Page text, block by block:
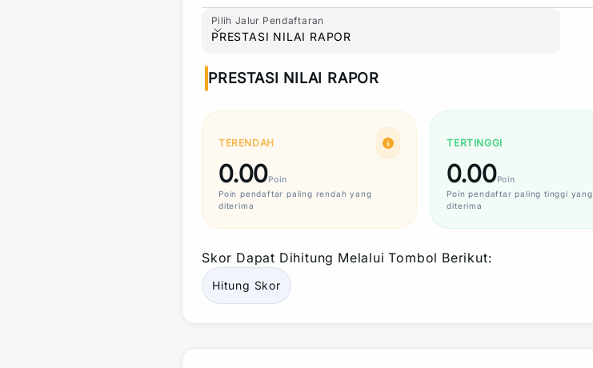
Pilih Jalur Pendaftaran
Pilih Jalur Pendaftaran
PRESTASI NILAI RAPOR
PRESTASI NILAI RAPOR
TERENDAH
0.00Poin
Poin pendaftar paling rendah yang
diterima
TERTINGGI
0.00Poin
Poin pendaftar paling tinggi yang
diterima
Skor Dapat Dihitung Melalui Tombol Berikut:
Hitung Skor